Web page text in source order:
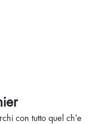
con tutto quel ch'e